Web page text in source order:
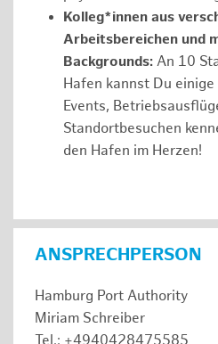
Kolleg*innen aus
Arbeitsbereichen und
Backgrounds: An 10
Hafen kannst Du
Events,
Standortbesuchen
den Hafen im Herzen!
ANSPRECHPERSON
Hamburg Port Authority
Miriam Schreiber